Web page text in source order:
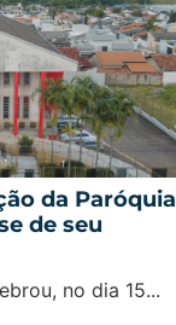
da Paróquia
de seu
no dia 15...